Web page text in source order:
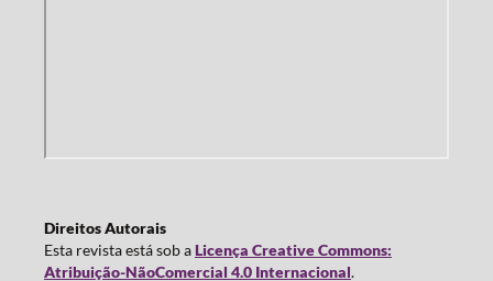
Direitos Autorais
Esta revista está sob aLicença Creative Commons:
Atribuição-NãoComercial 4.0 Internacional.